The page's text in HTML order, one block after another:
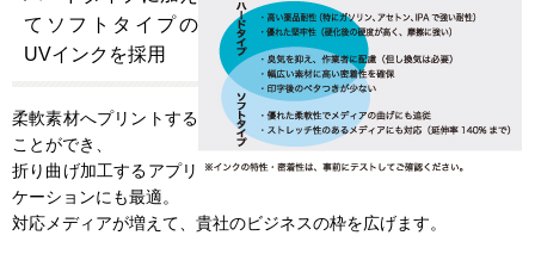
てソフトタイプの
UVインクを採用
柔軟素材へプリントする
ことができ、
折り曲げ加工するアプリ
ケーションにも最適。
対応メディアが増えて、貴社のビジネスの枠を広げます。